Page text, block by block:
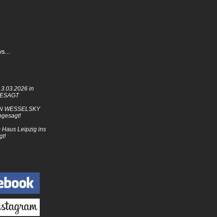
in
WESSELSKY
Haus Leipzig ins